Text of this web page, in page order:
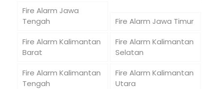
Fire Alarm Jawa
Tengah
Fire Alarm Jawa Timur
Fire Alarm Kalimantan
Barat
Fire Alarm Kalimantan
Selatan
Fire Alarm Kalimantan
Tengah
Fire Alarm Kalimantan
Utara